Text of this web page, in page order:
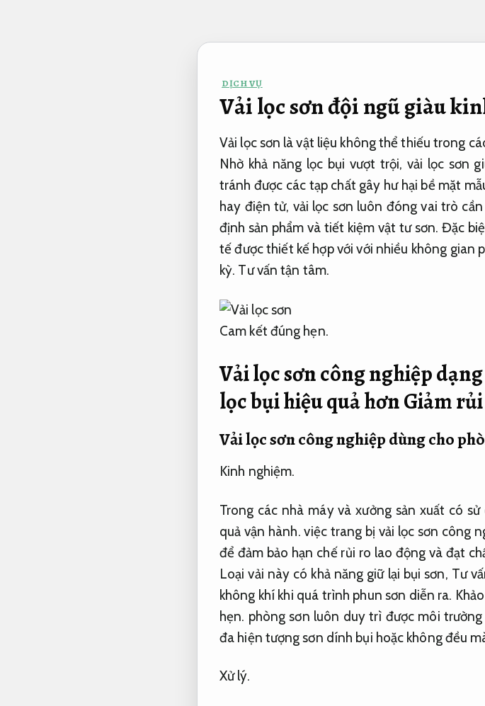
DỊCH VỤ
Vải lọc sơn đội ngũ giàu
Vải lọc sơn là vật liệu không thể thiếu trong
Nhờ khả năng lọc bụi vượt trội, vải lọc sơn
tránh được các tạp chất gây hư hại bề mặt
hay điện tử, vải lọc sơn luôn đóng vai trò
định sản phẩm và tiết kiệm vật tư sơn. Đặc
tế được thiết kế hợp với với nhiều không gian
kỳ. Tư vấn tận tâm.
Cam kết đúng hẹn.
Vải lọc sơn công nghiệp
lọc bụi hiệu quả hơnGiảm
Vải lọc sơn công nghiệp dùng cho
Kinh nghiệm.
Trong các nhà máy và xưởng sản xuất có
quả vận hành. việc trang bị vải lọc sơn công
để đảm bảo hạn chế rủi ro lao động và đạt
Loại vải này có khả năng giữ lại bụi sơn, Tư
không khí khi quá trình phun sơn diễn ra.
hẹn. phòng sơn luôn duy trì được môi
đa hiện tượng sơn dính bụi hoặc không đều
Xử lý.